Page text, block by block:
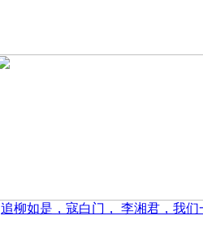
追柳如是，寇白门， 李湘君，我们